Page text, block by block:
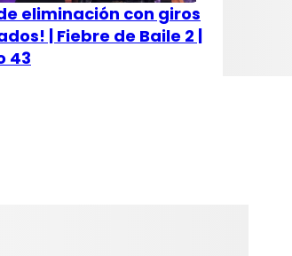
eliminación con giros
| Fiebre de Baile 2 |
43